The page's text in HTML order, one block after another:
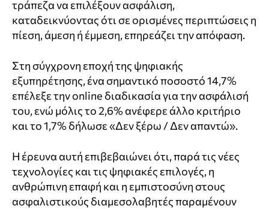
τράπεζα να επιλέξουν ασφάλιση,
καταδεικνύοντας ότι σε ορισμένες περιπτώσεις η
πίεση, άμεση ή έμμεση, επηρεάζει την απόφαση.
Στη σύγχρονη εποχή της ψηφιακής
εξυπηρέτησης, ένα σημαντικό ποσοστό 14,7%
επέλεξε την online διαδικασία για την ασφάλισή
του, ενώ μόλις το 2,6% ανέφερε άλλο κριτήριο
και το 1,7% δήλωσε «Δεν ξέρω / Δεν απαντώ».
Η έρευνα αυτή επιβεβαιώνει ότι, παρά τις νέες
τεχνολογίες και τις ψηφιακές επιλογές, η
ανθρώπινη επαφή και η εμπιστοσύνη στους
ασφαλιστικούς διαμεσολαβητές παραμένουν